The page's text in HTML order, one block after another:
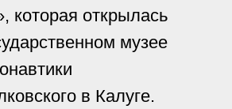
которая открылась
музее
в Калуге.